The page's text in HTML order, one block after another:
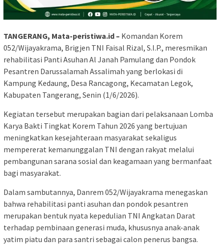
TANGERANG, Mata-peristiwa.id – Komandan Korem
052/Wijayakrama, Brigjen TNI Faisal Rizal, S.I.P., meresmikan
rehabilitasi Panti Asuhan Al Janah Pamulang dan Pondok
Pesantren Darussalamah Assalimah yang berlokasi di
Kampung Kedaung, Desa Rancagong, Kecamatan Legok,
Kabupaten Tangerang, Senin (1/6/2026).
Kegiatan tersebut merupakan bagian dari pelaksanaan Lomba
Karya Bakti Tingkat Korem Tahun 2026 yang bertujuan
meningkatkan kesejahteraan masyarakat sekaligus
mempererat kemanunggalan TNI dengan rakyat melalui
pembangunan sarana sosial dan keagamaan yang bermanfaat
bagi masyarakat.
Dalam sambutannya, Danrem 052/Wijayakrama menegaskan
bahwa rehabilitasi panti asuhan dan pondok pesantren
merupakan bentuk nyata kepedulian TNI Angkatan Darat
terhadap pembinaan generasi muda, khususnya anak-anak
yatim piatu dan para santri sebagai calon penerus bangsa.